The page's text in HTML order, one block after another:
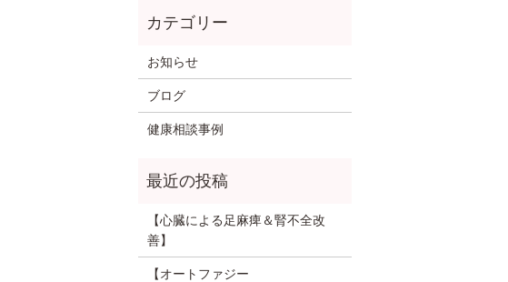
お知らせ
ブログ
健康相談事例
【心臓による足麻痺＆腎不全改
善】
【オートファジー